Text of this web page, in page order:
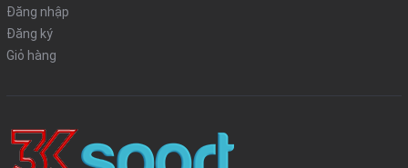
Đăng nhập
Đăng ký
Giỏ hàng